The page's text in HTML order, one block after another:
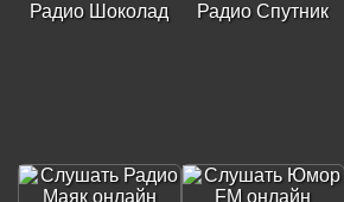
Радио Шоколад Радио Спутник